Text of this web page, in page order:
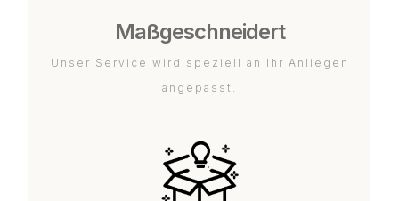
Maßgeschneidert
Unser Service wird speziell an Ihr Anliegen
angepasst.